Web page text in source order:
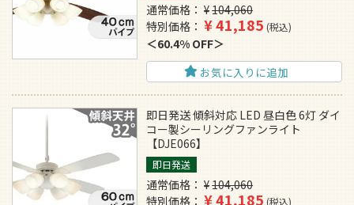
通常価格 ¥104,060
特別価格
¥41,185 税込
60.4% OFF
お気に入りに追加
即日発送 傾斜対応 LED 昼白色 6灯 ダイ
コー製シーリングファンライト
【DJE066】
即日発送
通常価格 ¥104,060
特別価格
¥41,185 税込